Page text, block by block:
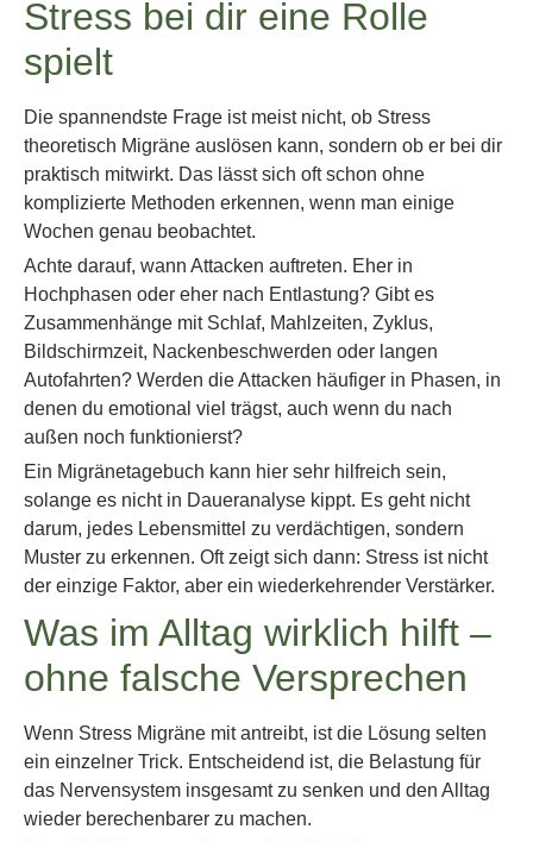
Stress bei dir eine Rolle
spielt
Die spannendste Frage ist meist nicht, ob Stress
theoretisch Migräne auslösen kann, sondern ob er bei dir
praktisch mitwirkt. Das lässt sich oft schon ohne
komplizierte Methoden erkennen, wenn man einige
Wochen genau beobachtet.
Achte darauf, wann Attacken auftreten. Eher in
Hochphasen oder eher nach Entlastung? Gibt es
Zusammenhänge mit Schlaf, Mahlzeiten, Zyklus,
Bildschirmzeit, Nackenbeschwerden oder langen
Autofahrten? Werden die Attacken häufiger in Phasen, in
denen du emotional viel trägst, auch wenn du nach
außen noch funktionierst?
Ein Migränetagebuch kann hier sehr hilfreich sein,
solange es nicht in Daueranalyse kippt. Es geht nicht
darum, jedes Lebensmittel zu verdächtigen, sondern
Muster zu erkennen. Oft zeigt sich dann: Stress ist nicht
der einzige Faktor, aber ein wiederkehrender Verstärker.
Was im Alltag wirklich hilft –
ohne falsche Versprechen
Wenn Stress Migräne mit antreibt, ist die Lösung selten
ein einzelner Trick. Entscheidend ist, die Belastung für
das Nervensystem insgesamt zu senken und den Alltag
wieder berechenbarer zu machen.